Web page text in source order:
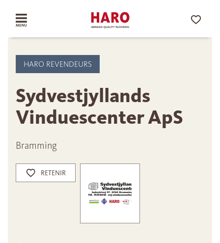
HARO REVENDEURS
Sydvestjyllands
Vinduescenter ApS
Bramming
RETENIR